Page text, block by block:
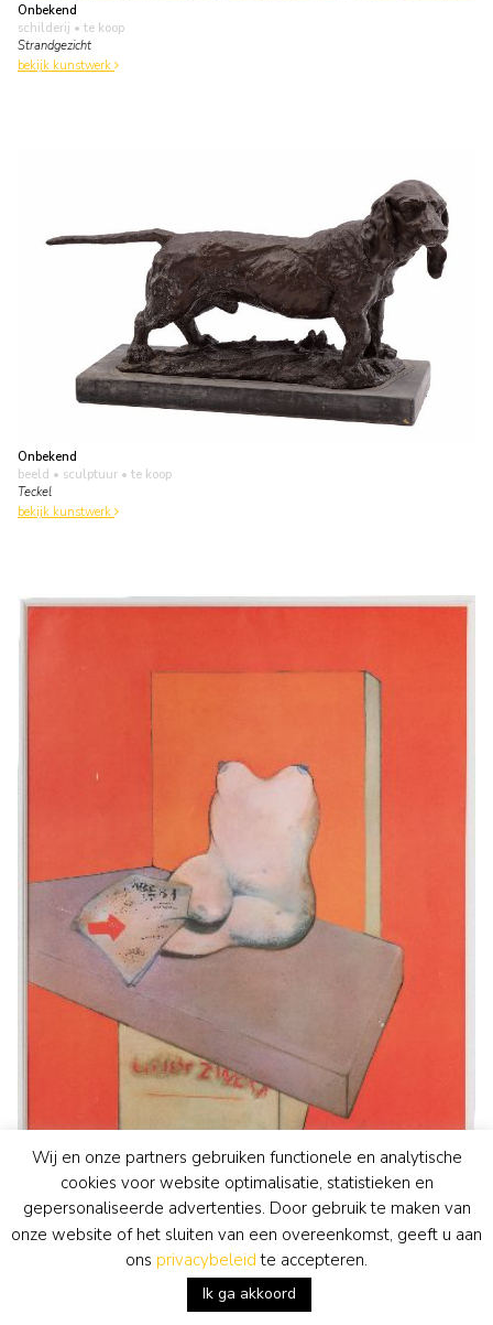
Onbekend
schilderij • te koop
Strandgezicht
bekijk kunstwerk
Onbekend
beeld • sculptuur • te koop
Teckel
bekijk kunstwerk
Wij en onze partners gebruiken functionele en analytische
cookies voor website optimalisatie, statistieken en
gepersonaliseerde advertenties. Door gebruik te maken van
onze website of het sluiten van een overeenkomst, geeft u aan
ons privacybeleid te accepteren.
Ik ga akkoord